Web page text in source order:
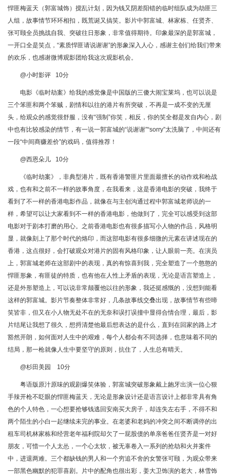
悍匪梅蓝天（郭富城饰）搅乱计划，因为钱又阴差阳错的临时组队成为劫匪三
人组，故事情节环环相扣，既荒诞又搞笑。影片中郭富城、林家栋、任贤齐、
张可颐全员挑战自我、突破往日形象，非常值得期待。印象最深的是郭富城，
一开口全是笑点，“素质悍匪请说谢谢”的形象深入人心，感谢主创们给我们带来
的欢乐，也感谢微博观影团给我这次观影机会。
@小时影评 10分
电影《临时劫案》给我的感觉像是中国版的三傻大闹宝莱坞，也可以说是
三个笨匪和两个笨贼，剧情和以往的港片有所突破，不再是一成不变的无厘
头，给观众的感觉很舒服，没有“强制”你笑，相反，你的笑全都是发自内心，剧
中也有比较感染的情节，有一说一郭富城的“说谢谢”“sorry”太洗脑了，中间还有
一段“中间商赚差价”的戏码，值得推荐！
@西恩朵儿 10分
《临时劫案》，非典型港片，既有香港警匪片里面最擅长的动作戏和枪战
戏，也有和之前不一样的故事角度，在我看来，这是香港电影的突破，我终于
看到了不一样的香港电影作品，就像在与主创沟通过程中郭富城老师说的一
样，希望可以让大家看到不一样的香港电影，他做到了，完全可以感受到这部
电影对于剧本打磨的用心。之前香港电影也有很多描写小人物的作品，风格明
显，就像刻上了那个时代的烙印，而这部电影有很多细微的元素在讲述现在的
香港，这点很好，会打破观众对港片的固有风格印象，让人眼前一亮。在演员
上，郭富城老师在这部剧中的表现，真的有惊喜到我，完全塑造了一个憨憨的
悍匪形象，有匪徒的特质，也有他在人性上矛盾的表现，无论是语言塑造上，
还是外形塑造上，可以说非常颠覆他以往的形象，我还挺感慨的，没想到能看
这样的郭富城。影片节奏整体非常好，几条故事线交叠出现，故事情节有些啼
笑皆非，但又在小人物无处不在的无奈和误打误撞中显得合情合理，最后，影
片结尾让我想了很久，想捋清楚他最后想表达的是什么，直到在回家的路上才
豁然开朗，如何面对人生中的艰难，每个人都会有不同选择，也意味着不同的
结局，那一枪就像人生中要坚守的原则，抗住了，人生总有晴天。
@杉田美园 10分
粤语版原汁原味的观剧爆笑体验，郭富城突破形象戴上龅牙出演一位心狠
手辣开枪不眨眼的悍匪梅蓝天，无论是形象设计还是语言设计上都非常具有角
色的个人特色，一心想要抢够钱逃回安南买大房子，却连失左右手，不得不和
两个陌生的小白一起继续未完的事业。在老婆和老妈的冲突之间不断调停的出
租车司机林家栋和经营老年福利院却欠了一屁股债的单亲爸爸任贤齐是一对好
朋友，可惜一个人太怂，一个心太软，被无辜卷入一系列的抢劫和火并案件
中，进退两难。三个都缺钱的男人和一个穷追不舍的女警张可颐，为观众带来
一部黑色幽默的犯罪喜剧。片中的配角也很出彩，姜大卫饰演的老大，林雪饰